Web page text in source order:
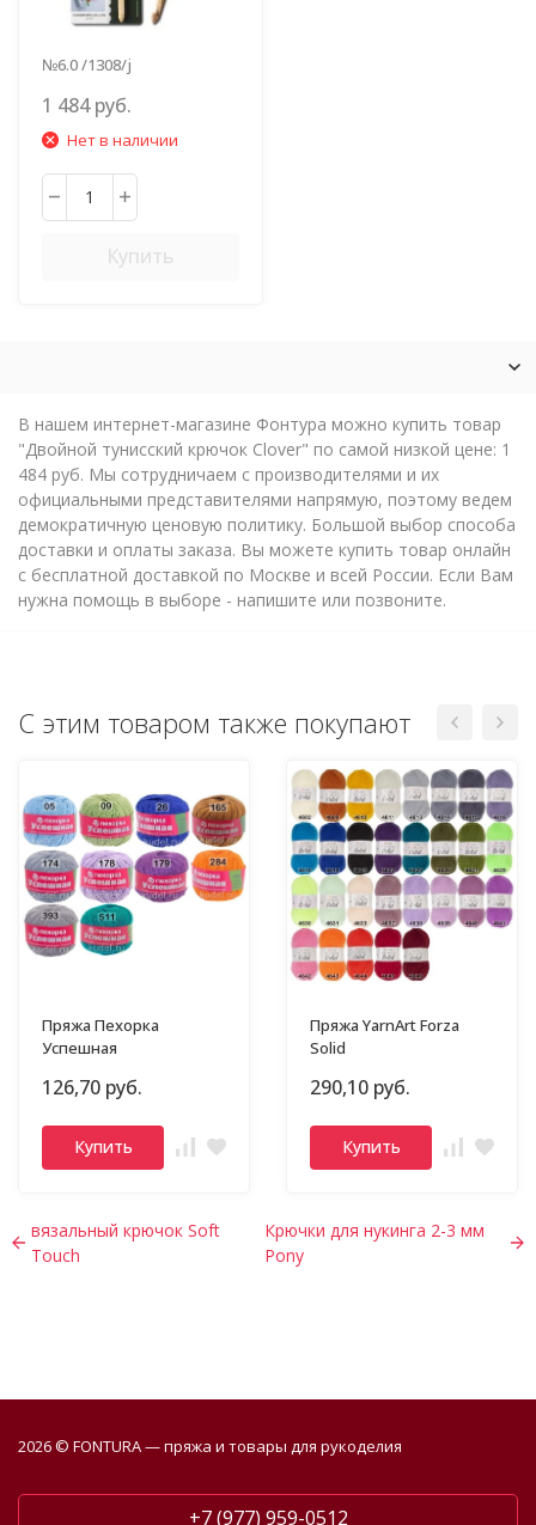
№6.0 /1308/j
1 484 руб.
Нет в наличии
Купить
В нашем интернет-магазине Фонтура можно купить товар
"Двойной тунисский крючок Clover" по самой низкой цене: 1
484 руб. Мы сотрудничаем с производителями и их
официальными представителями напрямую, поэтому ведем
демократичную ценовую политику. Большой выбор способа
доставки и оплаты заказа. Вы можете купить товар онлайн
с бесплатной доставкой по Москве и всей России. Если Вам
нужна помощь в выборе - напишите или позвоните.
С этим товаром также покупают
Пряжа Пехорка
Успешная
126,70 руб.
Купить
Пряжа YarnArt Forza
Solid
290,10 руб.
Купить
вязальный крючок Soft
Touch
Крючки для нукинга 2-3 мм
Pony
2026 © FONTURA — пряжа и товары для рукоделия
+7 (977) 959-0512